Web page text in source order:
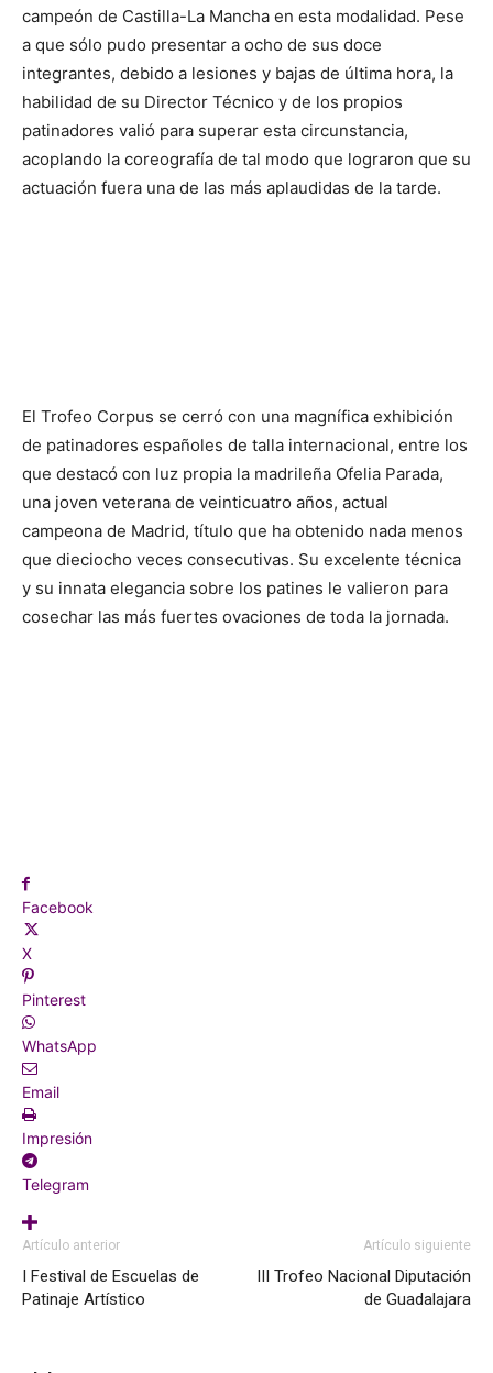
campeón de Castilla-La Mancha en esta modalidad. Pese
a que sólo pudo presentar a ocho de sus doce
integrantes, debido a lesiones y bajas de última hora, la
habilidad de su Director Técnico y de los propios
patinadores valió para superar esta circunstancia,
acoplando la coreografía de tal modo que lograron que su
actuación fuera una de las más aplaudidas de la tarde.
El Trofeo Corpus se cerró con una magnífica exhibición
de patinadores españoles de talla internacional, entre los
que destacó con luz propia la madrileña Ofelia Parada,
una joven veterana de veinticuatro años, actual
campeona de Madrid, título que ha obtenido nada menos
que dieciocho veces consecutivas. Su excelente técnica
y su innata elegancia sobre los patines le valieron para
cosechar las más fuertes ovaciones de toda la jornada.
Facebook
X
Pinterest
WhatsApp
Email
Impresión
Telegram
Artículo anterior
I Festival de Escuelas de
Patinaje Artístico
Artículo siguiente
III Trofeo Nacional Diputación
de Guadalajara